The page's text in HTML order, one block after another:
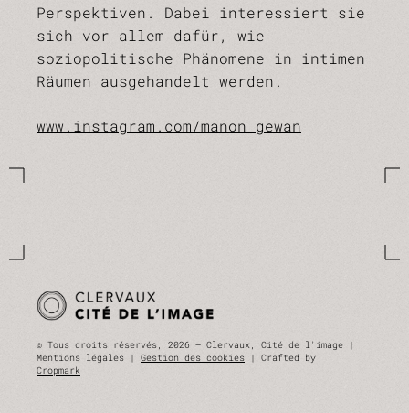
Perspektiven. Dabei interessiert sie
sich vor allem dafür, wie
soziopolitische Phänomene in intimen
Räumen ausgehandelt werden.
www.instagram.com/manon_gewan
© Tous droits réservés, 2026 — Clervaux, Cité de l'image |
Mentions légales | Gestion des cookies | Crafted by
Cropmark